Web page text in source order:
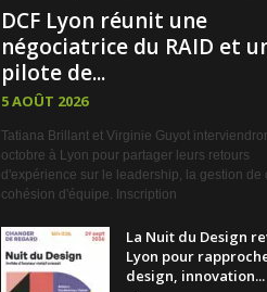
DCF Lyon réunit une
négociatrice du RAID et
pilote de...
5 AOÛT 2026
Tatiana Brillant et Virginie Guyot
octobre à Lyon pour partager leurs retours
d'expérience sur le leadership, la gestion de
cohésion d'équipe. Inscription
La Nuit du Design
Lyon pour
design, innovation...